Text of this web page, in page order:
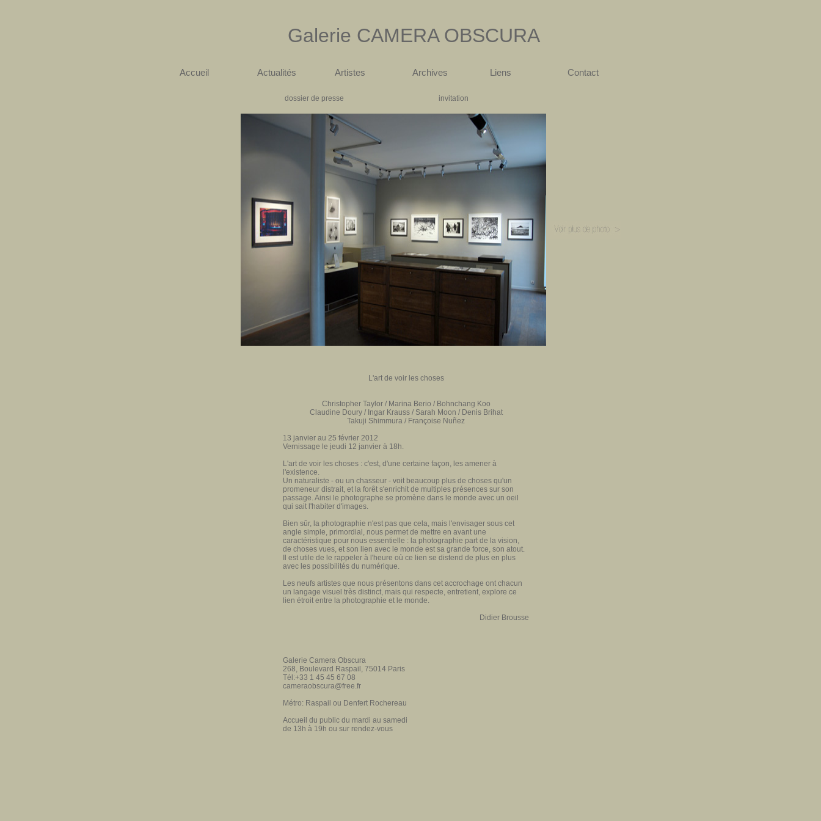
Galerie CAMERA OBSCURA
Accueil Actualités Artistes Archives Liens Contact
dossier de presse invitation
L'art de voir les choses
Christopher Taylor / Marina Berio / Bohnchang Koo
Claudine Doury / Ingar Krauss / Sarah Moon / Denis Brihat
Takuji Shimmura / Françoise Nuñez
13 janvier au 25 février 2012
Vernissage le jeudi 12 janvier à 18h.
L'art de voir les choses : c'est, d'une certaine façon, les amener à
l'existence.
Un naturaliste - ou un chasseur - voit beaucoup plus de choses qu'un
promeneur distrait, et la forêt s'enrichit de multiples présences sur son
passage. Ainsi le photographe se promène dans le monde avec un oeil
qui sait l'habiter d'images.
Bien sûr, la photographie n'est pas que cela, mais l'envisager sous cet
angle simple, primordial, nous permet de mettre en avant une
caractéristique pour nous essentielle : la photographie part de la vision,
de choses vues, et son lien avec le monde est sa grande force, son atout.
Il est utile de le rappeler à l'heure où ce lien se distend de plus en plus
avec les possibilités du numérique.
Les neufs artistes que nous présentons dans cet accrochage ont chacun
un langage visuel très distinct, mais qui respecte, entretient, explore ce
lien étroit entre la photographie et le monde.
Didier Brousse
Galerie Camera Obscura
268, Boulevard Raspail, 75014 Paris
Tél:+33 1 45 45 67 08
cameraobscura@free.fr
Métro: Raspail ou Denfert Rochereau
Accueil du public du mardi au samedi
de 13h à 19h ou sur rendez-vous